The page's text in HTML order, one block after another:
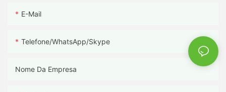
E-Mail
Telefone/WhatsApp/Skype
Nome Da Empresa